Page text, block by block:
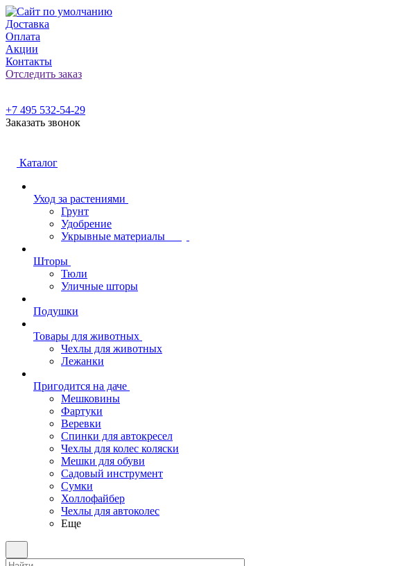
Доставка
Оплата
Акции
Контакты
Отследить заказ
+7 495 532-54-29
Заказать звонок
Каталог
Уход за растениями
Грунт
Удобрение
Укрывные материалы
Шторы
Тюли
Уличные шторы
Подушки
Товары для животных
Чехлы для животных
Лежанки
Пригодится на даче
Мешковины
Фартуки
Веревки
Спинки для автокресел
Чехлы для колес коляски
Мешки для обуви
Садовый инструмент
Сумки
Холлофайбер
Чехлы для автоколес
Еще